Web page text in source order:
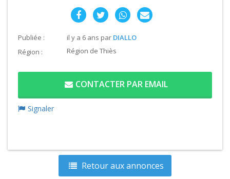
Publiée : il y a 6 ans par DIALLO
Région :
Région de Thiès
CONTACTER PAR EMAIL
Signaler
Retour aux annonces